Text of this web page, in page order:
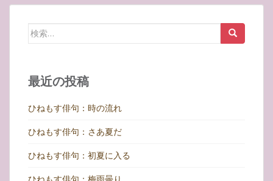
ナ
検
最近の投稿
ひねもす俳句：時の流れ
ひねもす俳句：さあ夏だ
ひねもす俳句：初夏に入る